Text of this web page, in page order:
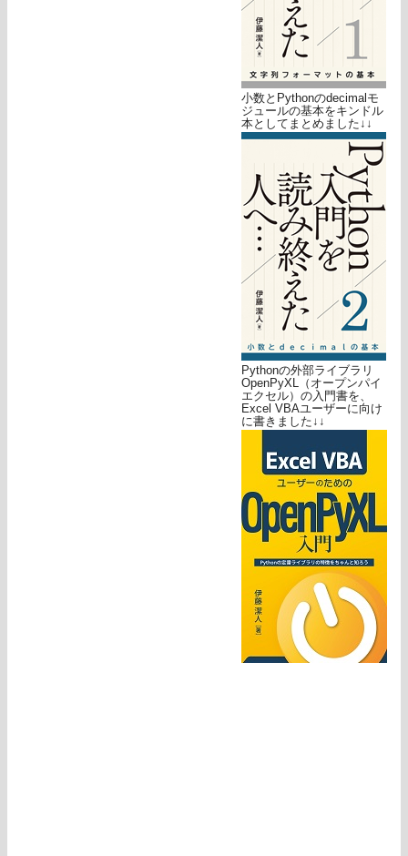
小数とPythonのdecimalモ
ジュールの基本をキンドル
本としてまとめました↓↓
Pythonの外部ライブラリ
OpenPyXL（オープンパイ
エクセル）の入門書を、
Excel VBAユーザーに向け
に書きました↓↓